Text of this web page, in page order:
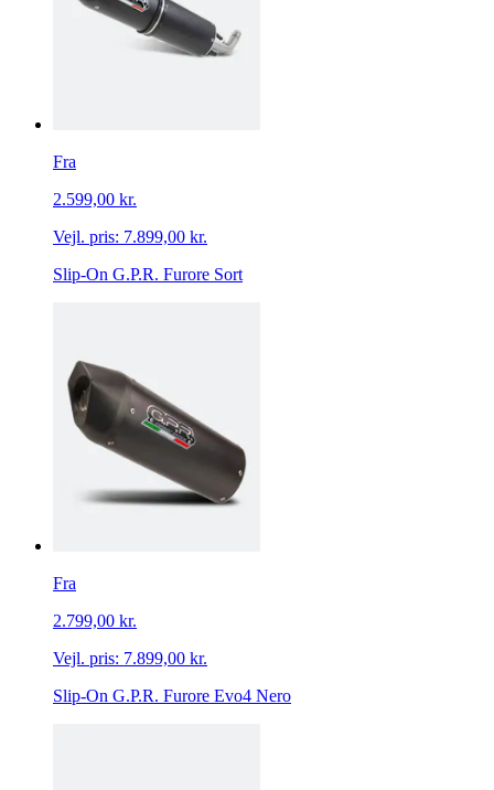
Fra
2.599,00 kr.
Vejl. pris: 7.899,00 kr.
Slip-On G.P.R. Furore Sort
Fra
2.799,00 kr.
Vejl. pris: 7.899,00 kr.
Slip-On G.P.R. Furore Evo4 Nero